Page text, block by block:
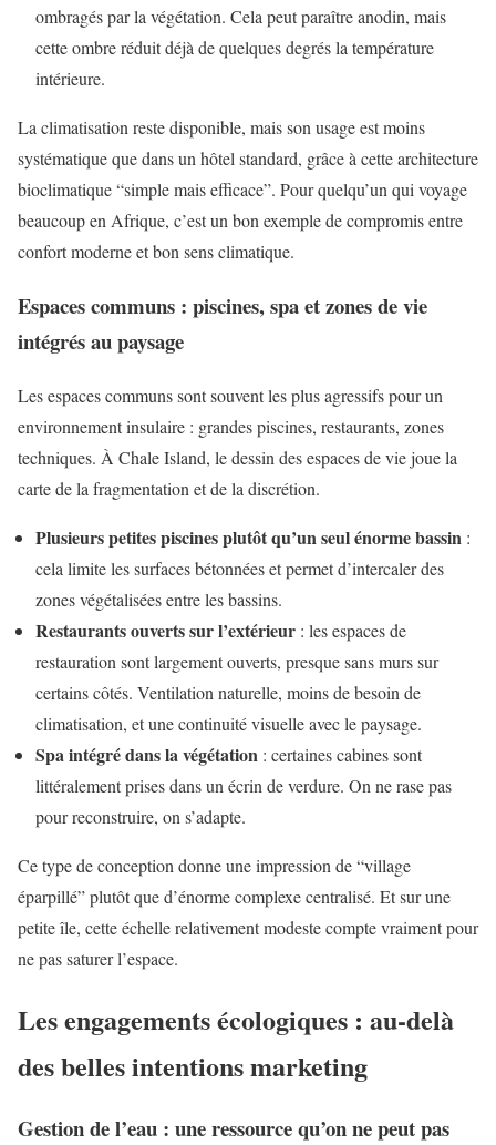
ombragés par la végétation. Cela peut paraître anodin, mais
cette ombre réduit déjà de quelques degrés la température
intérieure.
La climatisation reste disponible, mais son usage est moins
systématique que dans un hôtel standard, grâce à cette architecture
bioclimatique “simple mais efficace”. Pour quelqu’un qui voyage
beaucoup en Afrique, c’est un bon exemple de compromis entre
confort moderne et bon sens climatique.
Espaces communs : piscines, spa et zones de vie
intégrés au paysage
Les espaces communs sont souvent les plus agressifs pour un
environnement insulaire : grandes piscines, restaurants, zones
techniques. À Chale Island, le dessin des espaces de vie joue la
carte de la fragmentation et de la discrétion.
Plusieurs petites piscines plutôt qu’un seul énorme bassin :
cela limite les surfaces bétonnées et permet d’intercaler des
zones végétalisées entre les bassins.
Restaurants ouverts sur l’extérieur : les espaces de
restauration sont largement ouverts, presque sans murs sur
certains côtés. Ventilation naturelle, moins de besoin de
climatisation, et une continuité visuelle avec le paysage.
Spa intégré dans la végétation : certaines cabines sont
littéralement prises dans un écrin de verdure. On ne rase pas
pour reconstruire, on s’adapte.
Ce type de conception donne une impression de “village
éparpillé” plutôt que d’énorme complexe centralisé. Et sur une
petite île, cette échelle relativement modeste compte vraiment pour
ne pas saturer l’espace.
Les engagements écologiques : au-delà
des belles intentions marketing
Gestion de l’eau : une ressource qu’on ne peut pas